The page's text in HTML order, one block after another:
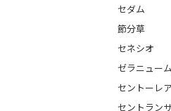
セダム
節分草
セネシオ
ゼラニューム
セントーレ
セントラン